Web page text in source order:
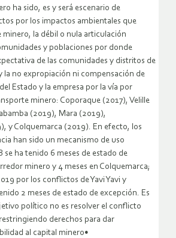
ha sido, es y será escenario de
por los impactos ambientales que
minero, la débil o nula articulación
y poblaciones por donde
de las comunidades y distritos de
la no expropiación ni compensación de
Estado y la empresa por la vía por
minero: Coporaque (2017), Velille
(2019), Mara (2019),
y Colquemarca (2019). En efecto, los
han sido un mecanismo de uso
se ha tenido 6 meses de estado de
minero y 4 meses en Colquemarca;
por los conflictos de Yavi Yavi y
2 meses de estado de excepción. Es
político no es resolver el conflicto
derechos para dar
al capital minero•